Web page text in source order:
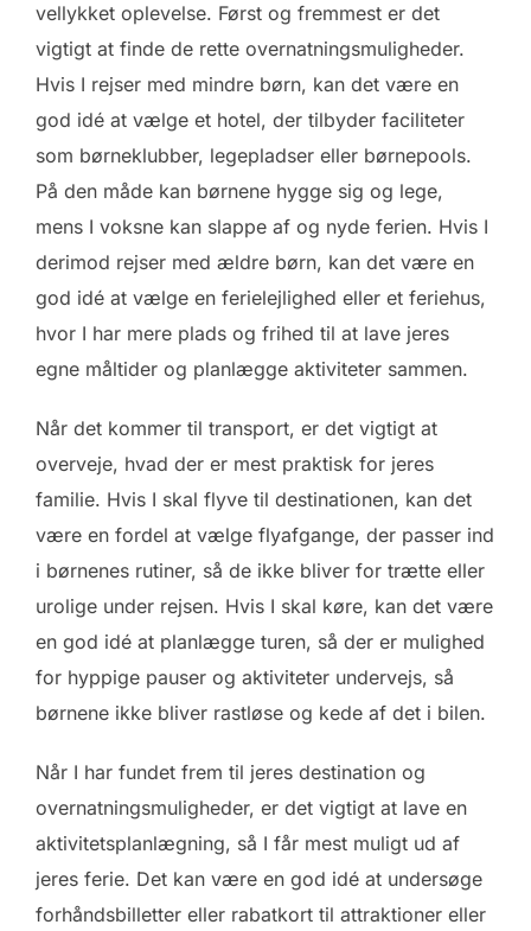
vellykket oplevelse. Først og fremmest er det
vigtigt at finde de rette overnatningsmuligheder.
Hvis I rejser med mindre børn, kan det være en
god idé at vælge et hotel, der tilbyder faciliteter
som børneklubber, legepladser eller børnepools.
På den måde kan børnene hygge sig og lege,
mens I voksne kan slappe af og nyde ferien. Hvis I
derimod rejser med ældre børn, kan det være en
god idé at vælge en ferielejlighed eller et feriehus,
hvor I har mere plads og frihed til at lave jeres
egne måltider og planlægge aktiviteter sammen.
Når det kommer til transport, er det vigtigt at
overveje, hvad der er mest praktisk for jeres
familie. Hvis I skal flyve til destinationen, kan det
være en fordel at vælge flyafgange, der passer ind
i børnenes rutiner, så de ikke bliver for trætte eller
urolige under rejsen. Hvis I skal køre, kan det være
en god idé at planlægge turen, så der er mulighed
for hyppige pauser og aktiviteter undervejs, så
børnene ikke bliver rastløse og kede af det i bilen.
Når I har fundet frem til jeres destination og
overnatningsmuligheder, er det vigtigt at lave en
aktivitetsplanlægning, så I får mest muligt ud af
jeres ferie. Det kan være en god idé at undersøge
forhåndsbilletter eller rabatkort til attraktioner eller